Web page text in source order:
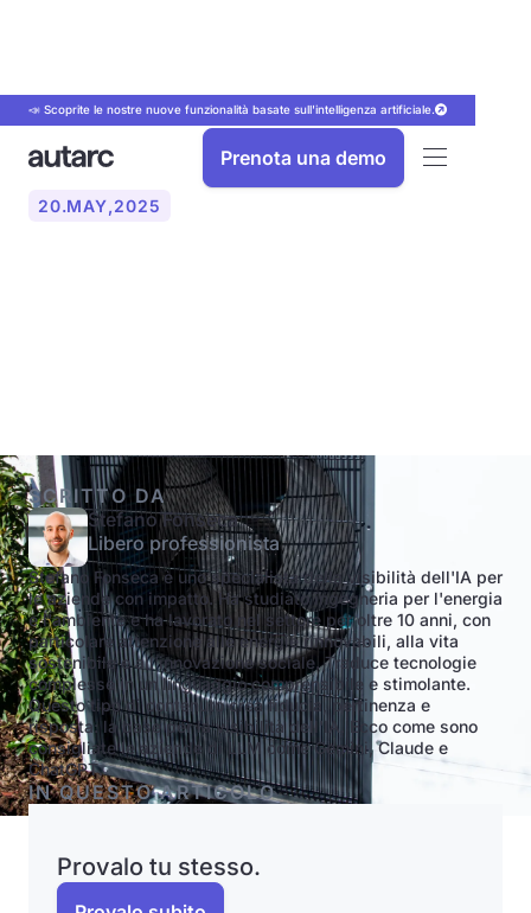
📣 Scoprite le nostre nuove funzionalità basate sull'intelligenza artificiale.
Prenota una demo
20.MAY,2025
SCRITTO DA
Stefano Fonseca
Libero professionista
Stefano Fonseca è uno specialista della visibilità dell'IA per
le aziende con impatto. Ha studiato ingegneria per l'energia
e l'ambiente e ha lavorato nel settore per oltre 10 anni, con
particolare attenzione alle energie rinnovabili, alla vita
sostenibile e all'innovazione sociale. Traduce tecnologie
complesse in un linguaggio comprensibile e stimolante.
Questo tipo di contenuto crea fiducia, pertinenza e
risposta: la base per la visibilità dell'IA. Ecco come sono
consigliate le aziende di LLM come Gemini, Claude e
ChatGPT.
IN QUESTO ARTICOLO
Provalo tu stesso.